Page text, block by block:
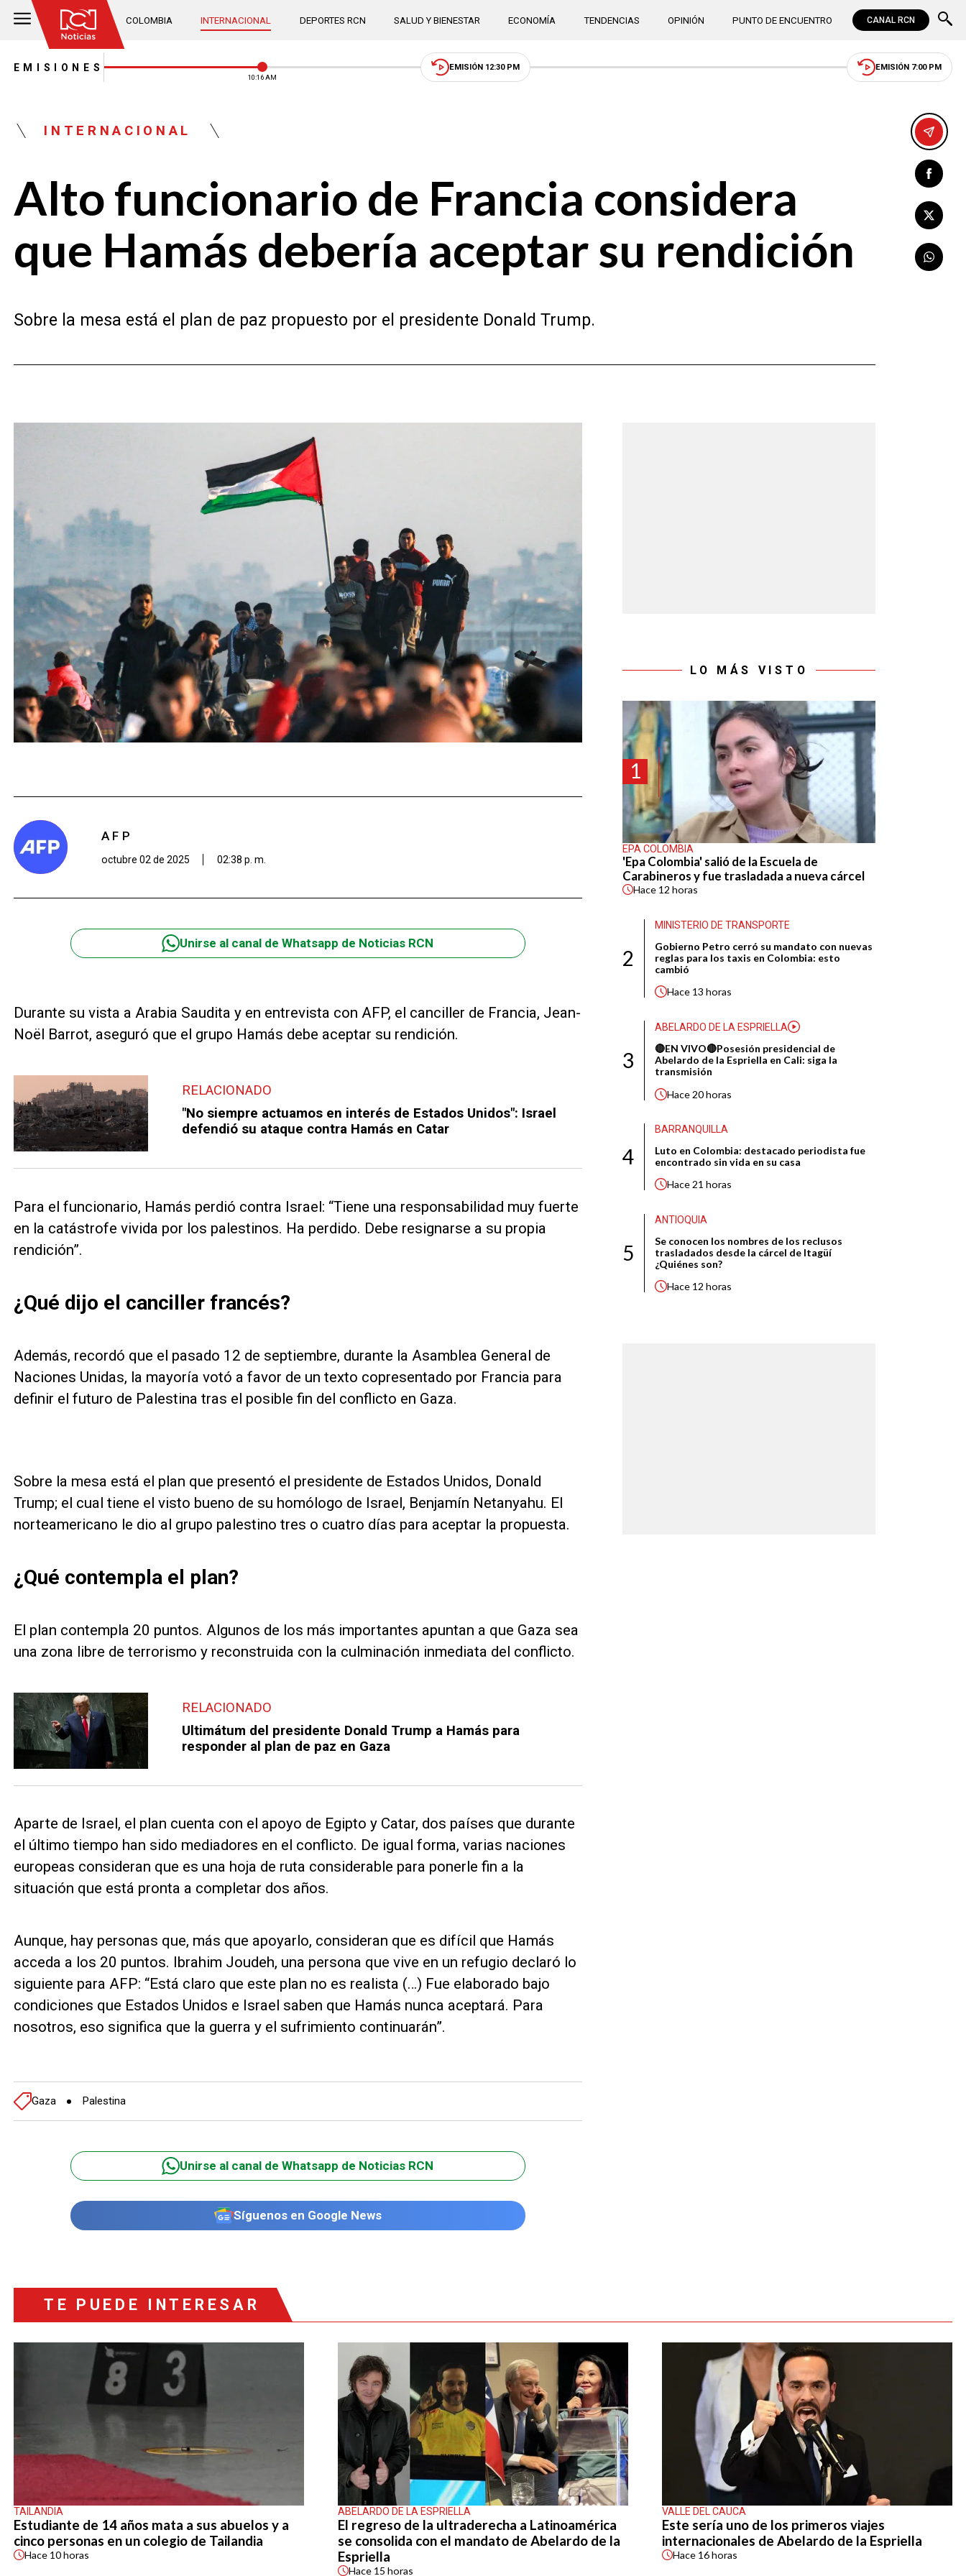
COLOMBIA INTERNACIONAL DEPORTES RCN SALUD Y BIENESTAR ECONOMÍA TENDENCIAS OPINIÓN PUNTO DE ENCUENTRO CANAL RCN
EMISIONES
10:16 AM
EMISIÓN 12:30 PM EMISIÓN 7:00 PM
INTERNACIONAL
Alto funcionario de Francia considera
que Hamás debería aceptar su rendición
Sobre la mesa está el plan de paz propuesto por el presidente Donald Trump.
AFP
octubre 02 de 2025 02:38 p. m.
Unirse al canal de Whatsapp de Noticias RCN
Durante su vista a Arabia Saudita y en entrevista con AFP, el canciller de Francia, Jean-
Noël Barrot, aseguró que el grupo Hamás debe aceptar su rendición.
RELACIONADO
"No siempre actuamos en interés de Estados Unidos": Israel
defendió su ataque contra Hamás en Catar
Para el funcionario, Hamás perdió contra Israel: “Tiene una responsabilidad muy fuerte
en la catástrofe vivida por los palestinos. Ha perdido. Debe resignarse a su propia
rendición”.
¿Qué dijo el canciller francés?
Además, recordó que el pasado 12 de septiembre, durante la Asamblea General de
Naciones Unidas, la mayoría votó a favor de un texto copresentado por Francia para
definir el futuro de Palestina tras el posible fin del conflicto en Gaza.
Sobre la mesa está el plan que presentó el presidente de Estados Unidos, Donald
Trump; el cual tiene el visto bueno de su homólogo de Israel, Benjamín Netanyahu. El
norteamericano le dio al grupo palestino tres o cuatro días para aceptar la propuesta.
¿Qué contempla el plan?
El plan contempla 20 puntos. Algunos de los más importantes apuntan a que Gaza sea
una zona libre de terrorismo y reconstruida con la culminación inmediata del conflicto.
RELACIONADO
Ultimátum del presidente Donald Trump a Hamás para
responder al plan de paz en Gaza
Aparte de Israel, el plan cuenta con el apoyo de Egipto y Catar, dos países que durante
el último tiempo han sido mediadores en el conflicto. De igual forma, varias naciones
europeas consideran que es una hoja de ruta considerable para ponerle fin a la
situación que está pronta a completar dos años.
Aunque, hay personas que, más que apoyarlo, consideran que es difícil que Hamás
acceda a los 20 puntos. Ibrahim Joudeh, una persona que vive en un refugio declaró lo
siguiente para AFP: “Está claro que este plan no es realista (…) Fue elaborado bajo
condiciones que Estados Unidos e Israel saben que Hamás nunca aceptará. Para
nosotros, eso significa que la guerra y el sufrimiento continuarán”.
Gaza Palestina
Unirse al canal de Whatsapp de Noticias RCN
Síguenos en Google News
LO MÁS VISTO
1
EPA COLOMBIA
'Epa Colombia' salió de la Escuela de
Carabineros y fue trasladada a nueva cárcel
Hace 12 horas
2
MINISTERIO DE TRANSPORTE
Gobierno Petro cerró su mandato con nuevas
reglas para los taxis en Colombia: esto
cambió
Hace 13 horas
3
ABELARDO DE LA ESPRIELLA
🔴EN VIVO🔴Posesión presidencial de
Abelardo de la Espriella en Cali: siga la
transmisión
Hace20 horas
4
BARRANQUILLA
Luto en Colombia: destacado periodista fue
encontrado sin vida en su casa
Hace21 horas
5
ANTIOQUIA
Se conocen los nombres de los reclusos
trasladados desde la cárcel de Itagüí
¿Quiénes son?
Hace 12 horas
TE PUEDE INTERESAR
TAILANDIA
Estudiante de 14 años mata a sus abuelos y a
cinco personas en un colegio de Tailandia
Hace 10 horas
ABELARDO DE LA ESPRIELLA
El regreso de la ultraderecha a Latinoamérica
se consolida con el mandato de Abelardo de la
Espriella
Hace 15 horas
VALLE DEL CAUCA
Este sería uno de los primeros viajes
internacionales de Abelardo de la Espriella
Hace 16 horas